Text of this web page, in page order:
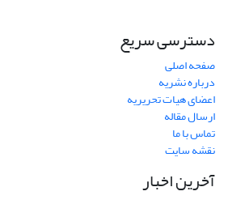
دسترسی سریع
صفحه اصلی
درباره نشریه
اعضای هیات تحریریه
ارسال مقاله
تماس با ما
نقشه سایت
آخرین اخبار